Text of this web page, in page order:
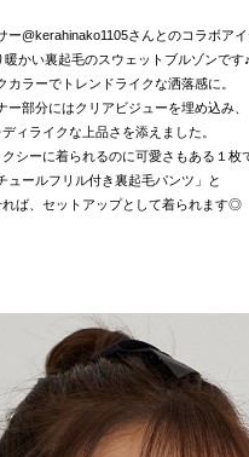
ー@kerahinako1105さんとのコラボアイ
暖かい裏起毛のスウェットブルゾンです♪
カラーでトレンドライクな洒落感に。
ー部分にはクリアビジューを埋め込み、
ディライクな上品さを添えました。
シーに着られるのに可愛さもある１枚
ュールフリル付き裏起毛パンツ」
と
れば、セットアップとして着られます◎